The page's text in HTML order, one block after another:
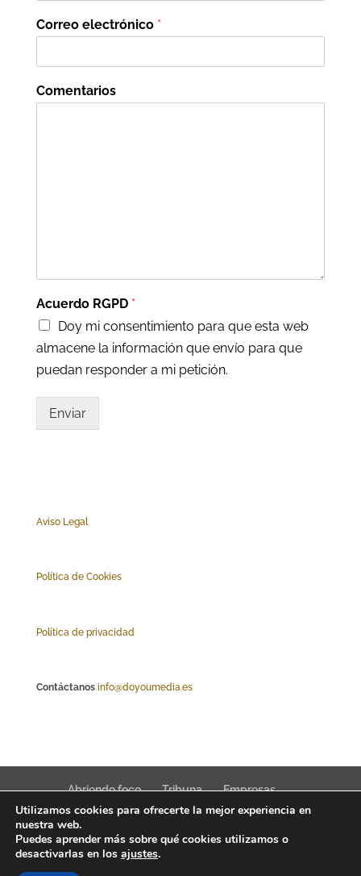
Correo electrónico *
Comentarios
Acuerdo RGPD *
Doy mi consentimiento para que esta web
almacene la información que envío para que
puedan responder a mi petición.
Enviar
Aviso Legal
Política de Cookies
Política de privacidad
Contáctanos info@doyoumedia.es
Abriendo foco Tribuna
Empresas
Actualidad
Innovación Tendencias
Utilizamos cookies para ofrecerte la mejor experiencia en
nuestra web.
Puedes aprender más sobre qué cookies utilizamos o
desactivarlas en los ajustes.